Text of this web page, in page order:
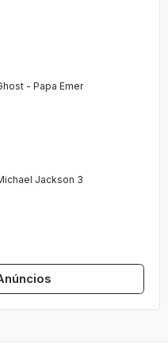
- Papa Emer
Jackson 3